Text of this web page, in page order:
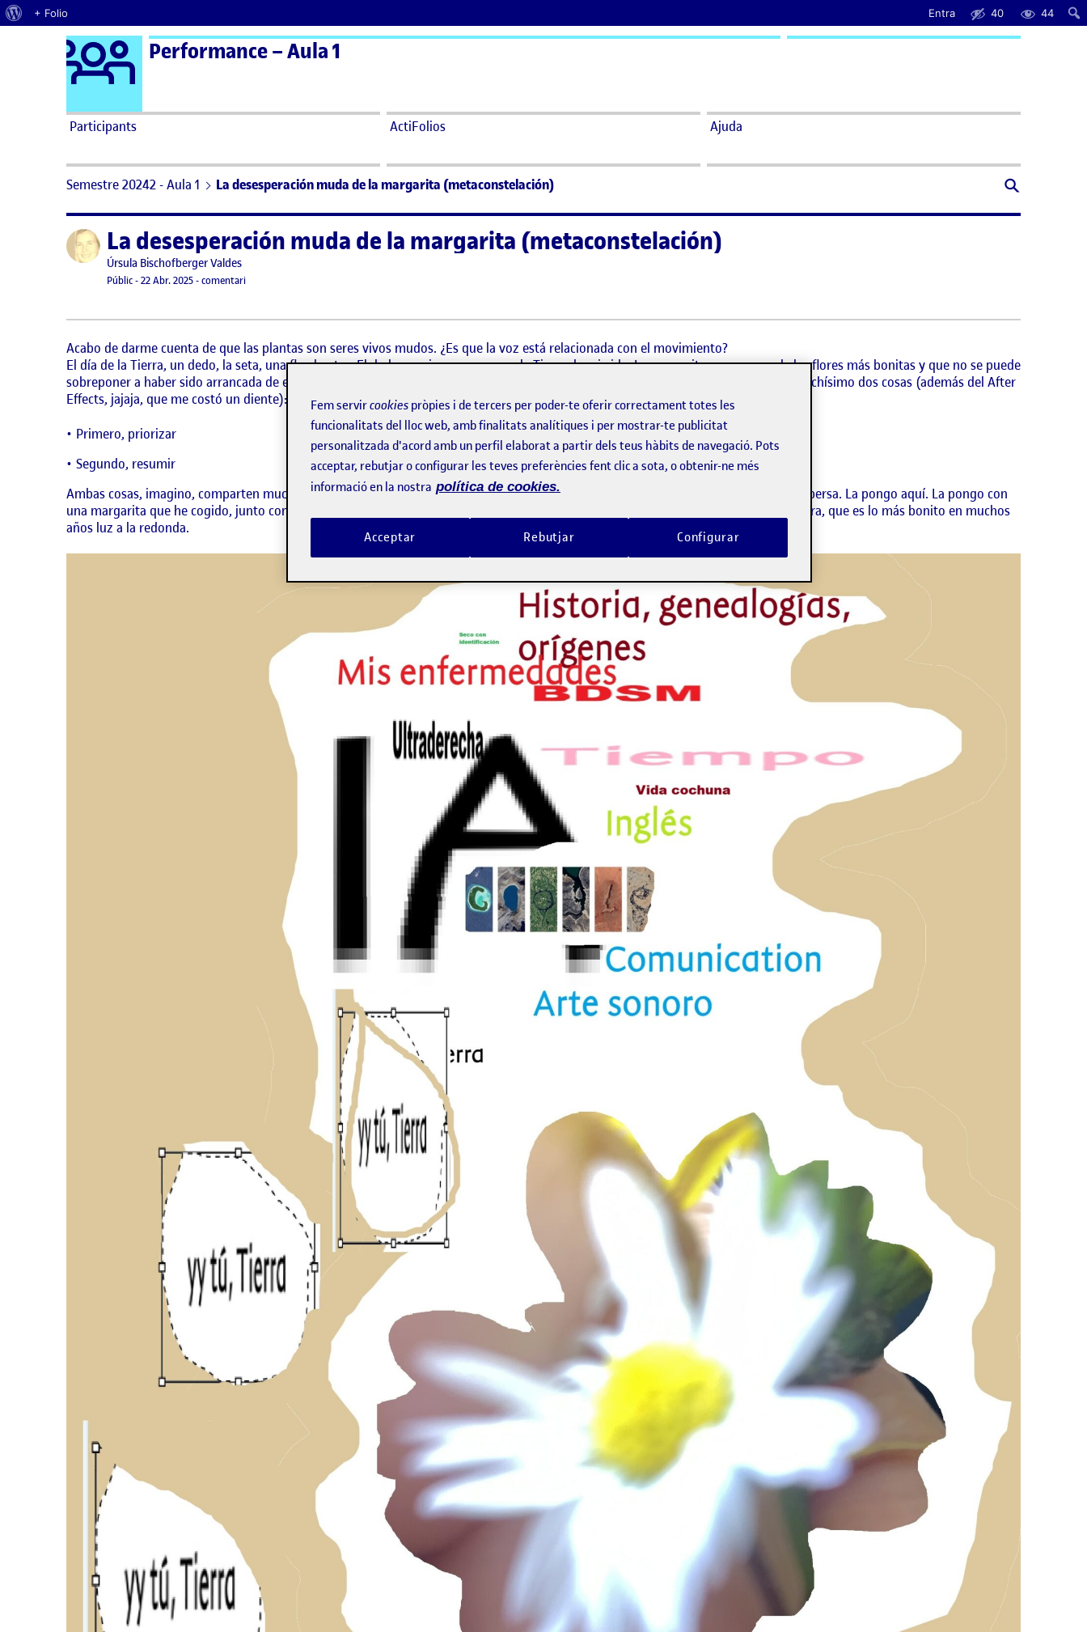
Quant al WordPress
+ Folio Entra 40 44
Saltar al contingut Logo Ágora
Performance – Aula 1
Participants ActiFolios Ajuda
Semestre 20242 - Aula 1 La desesperación muda de la margarita (metaconstelación)
Publicat perLa desesperación muda de la margarita (metaconstelación)
Publicat per
Úrsula Bischofberger Valdes
Visibilitat:
Públic-Data de publicació
22 Abr. 202522 abril, 2025 5:39 pm
-comentariel La desesperación muda de la margarita (metaconstelación)
Acabo de darme cuenta de que las plantas son seres vivos mudos. ¿Es que la voz está relacionada con el movimiento?
El día de la Tierra, un dedo, la seta, una flor, la otra. El dedo es mi cuerpo, que es la Tierra de mi vida. La margarita, que es una de las flores más bonitas y que no se puede
sobreponer a haber sido arrancada de ella. Para la asignatura de Performance, tengo un lío enorme y, como siempre, me cuestan muchísimo dos cosas (además del After
Effects, jajaja, que me costó un diente):
Primero, priorizar
Segundo, resumir
Ambas cosas, imagino, comparten mucho. Por eso me cuestan las dos. Por eso mi nueva constelación de constelaciones está tan dispersa. La pongo aquí. La pongo con
una margarita que he cogido, junto con otras dos florecillas amarillas y una seta, en un paseo que me acabo de dar hoy día de la Tierra, que es lo más bonito en muchos
años luz a la redonda.
Fem servircookies pròpies i de tercers per poder-te oferir correctament totes les
funcionalitats del lloc web, amb finalitats analítiques i per mostrar-te publicitat
personalitzada d'acord amb un perfil elaborat a partir dels teus hàbits de navegació. Pots
acceptar, rebutjar o configurar les teves preferències fent clic a sota, o obtenir-ne més
informació en la nostra política de cookies.
Rebutjar
Acceptar Configurar